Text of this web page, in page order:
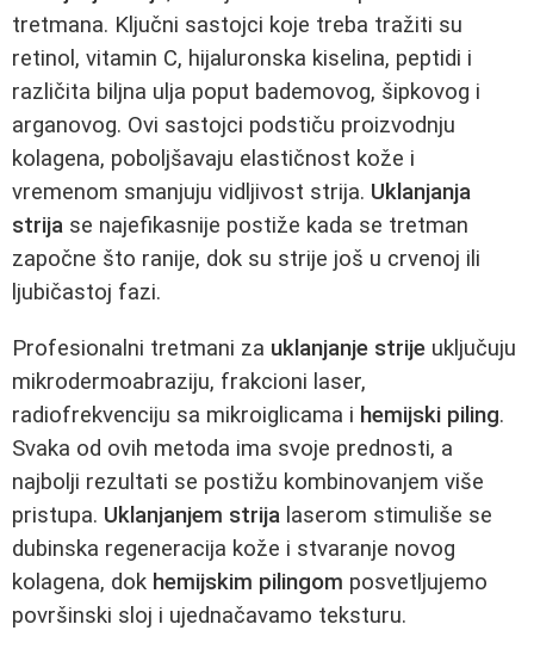
tretmana. Ključni sastojci koje treba tražiti su
retinol, vitamin C, hijaluronska kiselina, peptidi i
različita biljna ulja poput bademovog, šipkovog i
arganovog. Ovi sastojci podstiču proizvodnju
kolagena, poboljšavaju elastičnost kože i
vremenom smanjuju vidljivost strija. Uklanjanja
strija se najefikasnije postiže kada se tretman
započne što ranije, dok su strije još u crvenoj ili
ljubičastoj fazi.
Profesionalni tretmani za uklanjanje strije uključuju
mikrodermoabraziju, frakcioni laser,
radiofrekvenciju sa mikroiglicama i hemijski piling.
Svaka od ovih metoda ima svoje prednosti, a
najbolji rezultati se postižu kombinovanjem više
pristupa. Uklanjanjem strija laserom stimuliše se
dubinska regeneracija kože i stvaranje novog
kolagena, dok hemijskim pilingom posvetljujemo
površinski sloj i ujednačavamo teksturu.